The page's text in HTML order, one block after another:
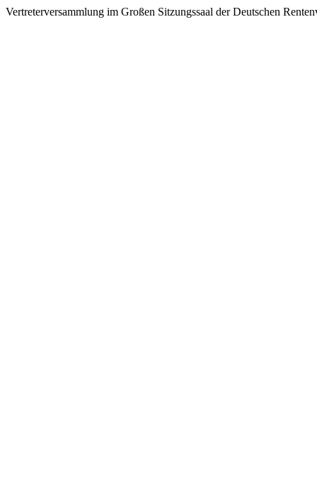
Vertreterversammlung im Großen Sitzungssaal der Deutschen